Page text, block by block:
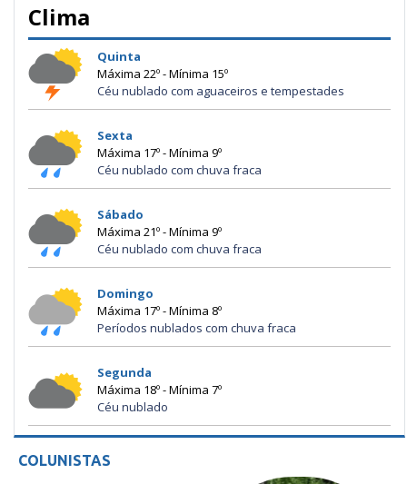
Clima
Quinta
Máxima 22º - Mínima 15º
Céu nublado com aguaceiros e tempestades
Sexta
Máxima 17º - Mínima 9º
Céu nublado com chuva fraca
Sábado
Máxima 21º - Mínima 9º
Céu nublado com chuva fraca
Domingo
Máxima 17º - Mínima 8º
Períodos nublados com chuva fraca
Segunda
Máxima 18º - Mínima 7º
Céu nublado
COLUNISTAS